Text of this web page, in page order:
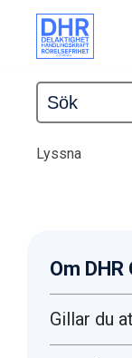
Lyssna
Om
Gillar du